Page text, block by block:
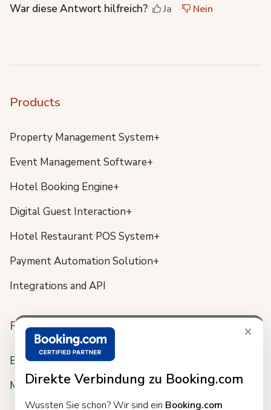
×
Direkte Verbindung zu Booking.com
Wussten Sie schon? Wir sind ein Booking.com
War diese Antwort hilfreich? Ja Nein
Products
Property Management System+
Event Management Software+
Hotel Booking Engine+
Digital Guest Interaction+
Hotel Restaurant POS System+
Payment Automation Solution+
Integrations and API
Resources
Blog
Meet us